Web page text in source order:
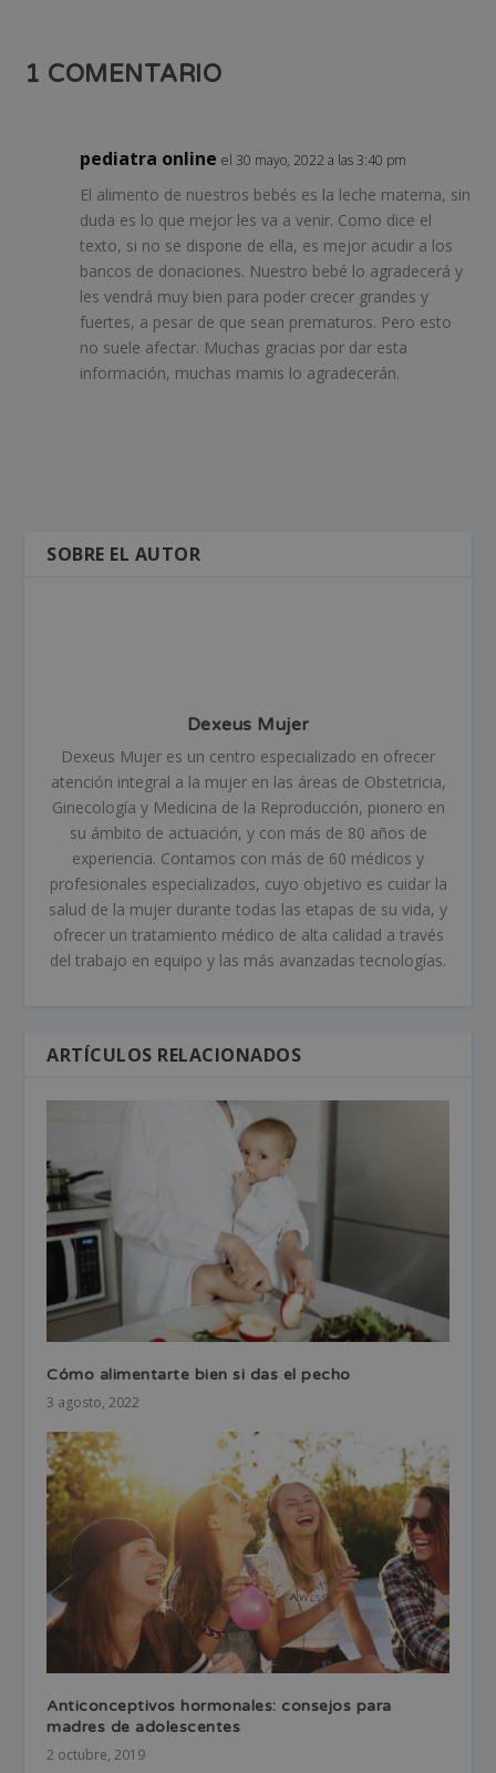
1 COMENTARIO
pediatra online el 30 mayo, 2022 a las 3:40 pm
El alimento de nuestros bebés es la leche materna, sin
duda es lo que mejor les va a venir. Como dice el
texto, si no se dispone de ella, es mejor acudir a los
bancos de donaciones. Nuestro bebé lo agradecerá y
les vendrá muy bien para poder crecer grandes y
fuertes, a pesar de que sean prematuros. Pero esto
no suele afectar. Muchas gracias por dar esta
información, muchas mamis lo agradecerán.
SOBRE EL AUTOR
Dexeus Mujer
Dexeus Mujer es un centro especializado en ofrecer
atención integral a la mujer en las áreas de Obstetricia,
Ginecología y Medicina de la Reproducción, pionero en
su ámbito de actuación, y con más de 80 años de
experiencia. Contamos con más de 60 médicos y
profesionales especializados, cuyo objetivo es cuidar la
salud de la mujer durante todas las etapas de su vida, y
ofrecer un tratamiento médico de alta calidad a través
del trabajo en equipo y las más avanzadas tecnologías.
ARTÍCULOS RELACIONADOS
Cómo alimentarte bien si das el pecho
3 agosto, 2022
Anticonceptivos hormonales: consejos para
madres de adolescentes
2 octubre, 2019